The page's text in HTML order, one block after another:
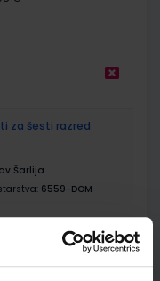
za šesti razred
Šarlija
6559-DOM
€